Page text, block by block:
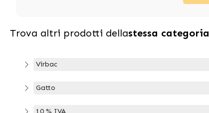
Trova altri prodotti dellastessa categoria
Virbac
Gatto